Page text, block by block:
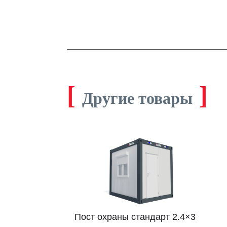
[ Другие товары ]
Пост охраны стандарт 2.4×3